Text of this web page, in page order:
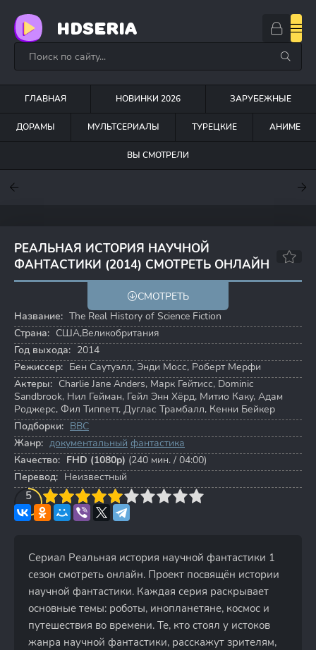
HDSERIA
ГЛАВНАЯ НОВИНКИ 2026 ЗАРУБЕЖНЫЕ
ДОРАМЫ МУЛЬТСЕРИАЛЫ ТУРЕЦКИЕ АНИМЕ
ВЫ СМОТРЕЛИ
РЕАЛЬНАЯ ИСТОРИЯ НАУЧНОЙ
ФАНТАСТИКИ (2014) СМОТРЕТЬ ОНЛАЙН
6.9 7.3
СМОТРЕТЬ
Название: The Real History of Science Fiction
Страна: США,Великобритания
Год выхода: 2014
Режиссер: Бен Саутуэлл, Энди Мосс, Роберт Мерфи
Актеры: Charlie Jane Anders, Марк Гейтисс, Dominic
Sandbrook, Нил Гейман, Гейл Энн Хёрд, Митио Каку, Адам
Роджерс, Фил Типпетт, Дуглас Трамбалл, Кенни Бейкер
Подборки: BBC
Жанр: документальный фантастика
Качество: FHD (1080p) (240 мин. / 04:00)
Перевод: Неизвестный
5
4 5 6 7 8 9 10
Сериал Реальная история научной фантастики 1
сезон смотреть онлайн. Проект посвящён истории
научной фантастики. Каждая серия раскрывает
основные темы: роботы, инопланетяне, космос и
путешествия во времени. Те, кто стоял у истоков
жанра научной фантастики, расскажут зрителям,